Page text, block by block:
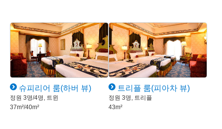
슈피리어 룸(하버 뷰)
정원 3명/4명, 트윈
37m²/40m²
트리플 룸(피아차 뷰)
정원 3명, 트리플
43m²